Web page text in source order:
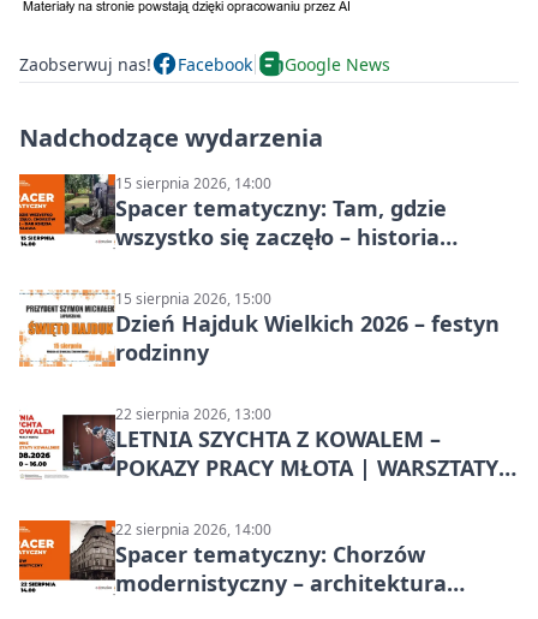
Zaobserwuj nas! Facebook Google News
Nadchodzące wydarzenia
15 sierpnia 2026, 14:00
Spacer tematyczny: Tam, gdzie
wszystko się zaczęło – historia
15 sierpnia 2026, 15:00
Dzień Hajduk Wielkich 2026 – festyn
rodzinny
22 sierpnia 2026, 13:00
LETNIA SZYCHTA Z KOWALEM –
POKAZY PRACY MŁOTA | WARSZTATY
22 sierpnia 2026, 14:00
Spacer tematyczny: Chorzów
modernistyczny – architektura